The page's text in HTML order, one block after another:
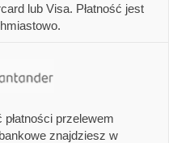
lub Visa. Płatność jest
przelewem
znajdziesz w